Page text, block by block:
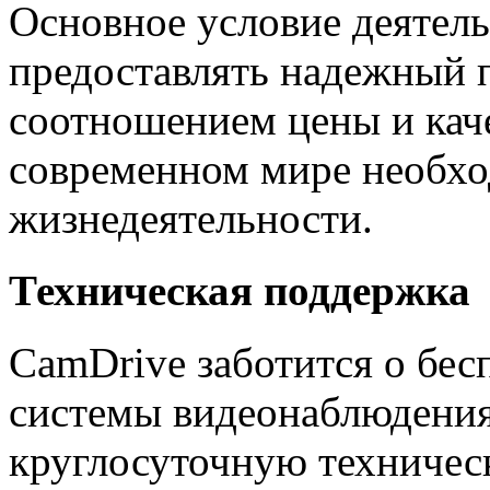
Основное условие
предоставлять
соотношением цены и
современном мире
жизнедеятельности.
Техническая поддержка
CamDrive заботится о
системы
круглосуточную